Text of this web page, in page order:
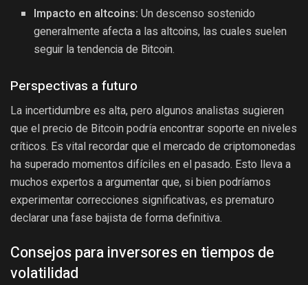
Impacto en altcoins: Un descenso sostenido
generalmente afecta a las altcoins, las cuales suelen
seguir la tendencia de Bitcoin.
Perspectivas a futuro
La incertidumbre es alta, pero algunos analistas sugieren
que el precio de Bitcoin podría encontrar soporte en niveles
críticos. Es vital recordar que el mercado de criptomonedas
ha superado momentos difíciles en el pasado. Esto lleva a
muchos expertos a argumentar que, si bien podríamos
experimentar correcciones significativas, es prematuro
declarar una fase bajista de forma definitiva.
Consejos para inversores en tiempos de
volatilidad